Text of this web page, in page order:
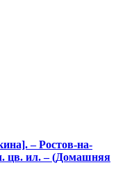
– Ростов-на-
цв. ил. – (Домашняя